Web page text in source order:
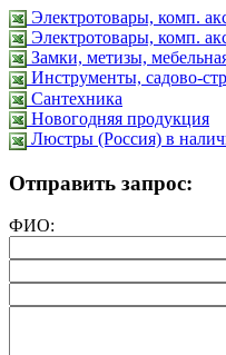
Электротовары, комп.
Электротовары, комп.
Замки, метизы,
Инструменты, садово-
Сантехника
Новогодняя продукция
Люстры (Россия) в
Отправить запрос:
ФИО: